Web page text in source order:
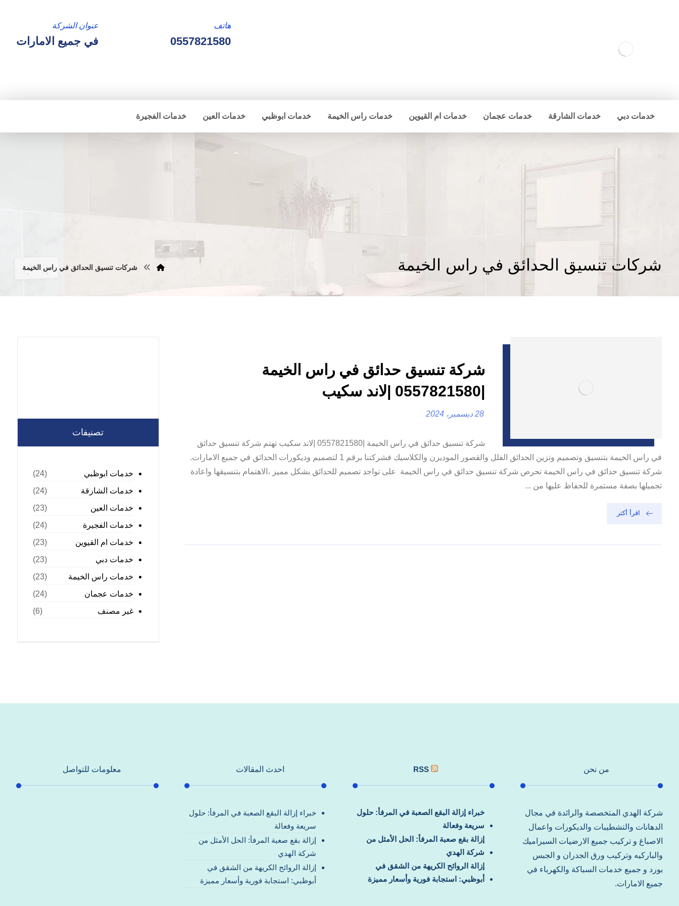
عنوان الشركة
في جميع الامارات
هاتف
0557821580
خدمات دبي خدمات الشارقة خدمات عجمان خدمات ام القيوين خدمات راس الخيمة خدمات ابوظبي خدمات العين خدمات الفجيرة
شركات تنسيق الحدائق في راس الخيمة شركات تنسيق الحدائق في راس الخيمة
شركة تنسيق حدائق في راس الخيمة
|0557821580 |لاند سكيب
28 ديسمبر، 2024
شركة تنسيق حدائق في راس الخيمة |0557821580 |لاند سكيب تهتم شركة تنسيق حدائق
في راس الخيمة بتنسيق وتصميم وتزين الحدائق الفلل والقصور الموديرن والكلاسيك فشركتنا برقم 1 لتصميم وديكورات الحدائق في جميع الامارات.
شركة تنسيق حدائق في راس الخيمة تحرص شركة تنسيق حدائق في راس الخيمة على تواجد تصميم للحدائق بشكل مميز ،الاهتمام بتنسيقها واعادة
تجميلها بصفة مستمرة للحفاظ عليها من ...
اقرأ أكثر
تصنيفات
خدمات ابوظبي
(24)
خدمات الشارقة
(24)
خدمات العين
(23)
خدمات الفجيرة
(24)
خدمات ام القيوين
(23)
خدمات دبي
(23)
خدمات راس الخيمة
(23)
خدمات عجمان
(24)
غير مصنف
(6)
من نحن
شركة الهدي المتخصصة والرائدة في مجال
الدهانات والتشطيبات والديكورات واعمال
الاصباغ و تركيب جميع الارضيات السيراميك
والباركيه وتركيب ورق الجدران و الجبس
بورد و جميع خدمات السباكة والكهرباء في
جميع الامارات.
RSS
خبراء إزالة البقع الصعبة في المرفأ: حلول
سريعة وفعالة
إزالة بقع صعبة المرفأ: الحل الأمثل من
شركة الهدي
إزالة الروائح الكريهة من الشقق في
أبوظبي: استجابة فورية وأسعار مميزة
احدث المقالات
خبراء إزالة البقع الصعبة في المرفأ: حلول
سريعة وفعالة
إزالة بقع صعبة المرفأ: الحل الأمثل من
شركة الهدي
إزالة الروائح الكريهة من الشقق في
أبوظبي: استجابة فورية وأسعار مميزة
معلومات للتواصل